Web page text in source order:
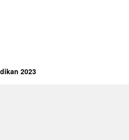
2023